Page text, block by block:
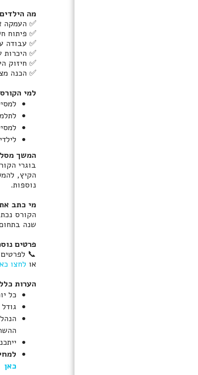
מה
✅ העמקה
✅ פיתוח
✅ עבודה
✅ היכרות
✅ חיזוק
✅ הכנה
למי
המשך
בוגרי
הקיץ,
נוספות.
מי כתב
שנה
פרטים
📞 לפרטים
או לחצו
הערות
כל יום
גודל
כאן